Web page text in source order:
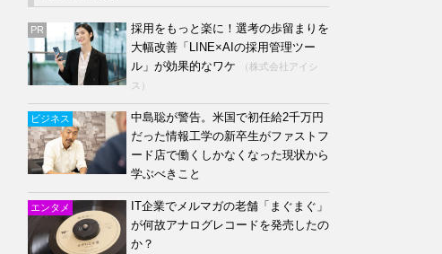
PR
採用をもっと楽に！選考の歩留まりを
大幅改善「LINE×AIの採用管理ツー
ル」が効果的なワケ
（株式会社アイシ
ス）
ビジネス
中島聡が警告。米国で初任給2千万円
だった情報工学の新卒生がファストフ
ード店で働くしかなくなった現状から
学ぶべきこと
エンタメ
IT企業でメルマガの老舗「まぐまぐ」
が何故アナログレコードを発売したの
か？